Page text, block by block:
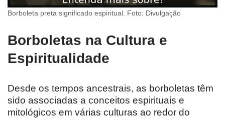
Borboleta preta significado espiritual. Foto: Divulgação
Borboletas na Cultura e
Espiritualidade
Desde os tempos ancestrais, as borboletas têm
sido associadas a conceitos espirituais e
mitológicos em várias culturas ao redor do